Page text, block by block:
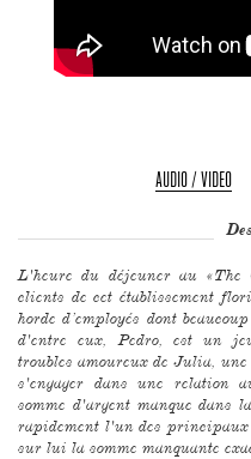
AUDIO / VIDEO
L'heure du déjeuner au «The
clients de cet établissement
horde d’employés dont
d'entre eux, Pedro, est un
troubles amoureux de Julia,
s'engager dans une relation
somme d'argent manque dans
rapidement l'un des
sur lui la somme manquante